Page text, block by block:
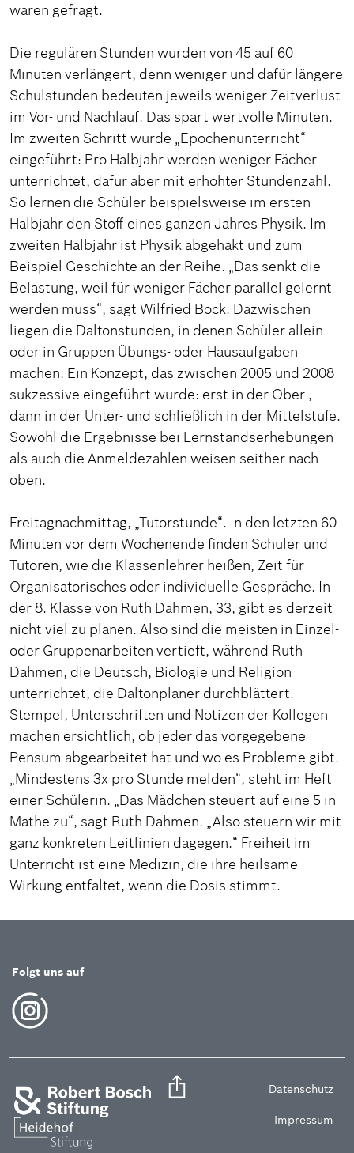
waren gefragt.
Die regulären Stunden wurden von 45 auf 60
Minuten verlängert, denn weniger und dafür längere
Schulstunden bedeuten jeweils weniger Zeitverlust
im Vor- und Nachlauf. Das spart wertvolle Minuten.
Im zweiten Schritt wurde „Epochenunterricht“
eingeführt: Pro Halbjahr werden weniger Fächer
unterrichtet, dafür aber mit erhöhter Stundenzahl.
So lernen die Schüler beispielsweise im ersten
Halbjahr den Stoff eines ganzen Jahres Physik. Im
zweiten Halbjahr ist Physik abgehakt und zum
Beispiel Geschichte an der Reihe. „Das senkt die
Belastung, weil für weniger Fächer parallel gelernt
werden muss“, sagt Wilfried Bock. Dazwischen
liegen die Daltonstunden, in denen Schüler allein
oder in Gruppen Übungs- oder Hausaufgaben
machen. Ein Konzept, das zwischen 2005 und 2008
sukzessive eingeführt wurde: erst in der Ober-,
dann in der Unter- und schließlich in der Mittelstufe.
Sowohl die Ergebnisse bei Lernstandserhebungen
als auch die Anmeldezahlen weisen seither nach
oben.
Freitagnachmittag, „Tutorstunde“. In den letzten 60
Minuten vor dem Wochenende finden Schüler und
Tutoren, wie die Klassenlehrer heißen, Zeit für
Organisatorisches oder individuelle Gespräche. In
der 8. Klasse von Ruth Dahmen, 33, gibt es derzeit
nicht viel zu planen. Also sind die meisten in Einzel-
oder Gruppenarbeiten vertieft, während Ruth
Dahmen, die Deutsch, Biologie und Religion
unterrichtet, die Daltonplaner durchblättert.
Stempel, Unterschriften und Notizen der Kollegen
machen ersichtlich, ob jeder das vorgegebene
Pensum abgearbeitet hat und wo es Probleme gibt.
„Mindestens 3x pro Stunde melden“, steht im Heft
einer Schülerin. „Das Mädchen steuert auf eine 5 in
Mathe zu“, sagt Ruth Dahmen. „Also steuern wir mit
ganz konkreten Leitlinien dagegen.“ Freiheit im
Unterricht ist eine Medizin, die ihre heilsame
Wirkung entfaltet, wenn die Dosis stimmt.
Folgt uns auf
Datenschutz
Impressum